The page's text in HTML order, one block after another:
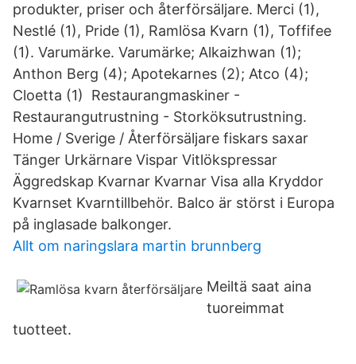
produkter, priser och återförsäljare. Merci (1),
Nestlé (1), Pride (1), Ramlösa Kvarn (1), Toffifee
(1). Varumärke. Varumärke; Alkaizhwan (1);
Anthon Berg (4); Apotekarnes (2); Atco (4);
Cloetta (1) Restaurangmaskiner -
Restaurangutrustning - Storköksutrustning.
Home / Sverige / Återförsäljare fiskars saxar
Tänger Urkärnare Vispar Vitlökspressar
Äggredskap Kvarnar Kvarnar Visa alla Kryddor
Kvarnset Kvarntillbehör. Balco är störst i Europa
på inglasade balkonger.
Allt om naringslara martin brunnberg
Meiltä saat aina
tuoreimmat
tuotteet.